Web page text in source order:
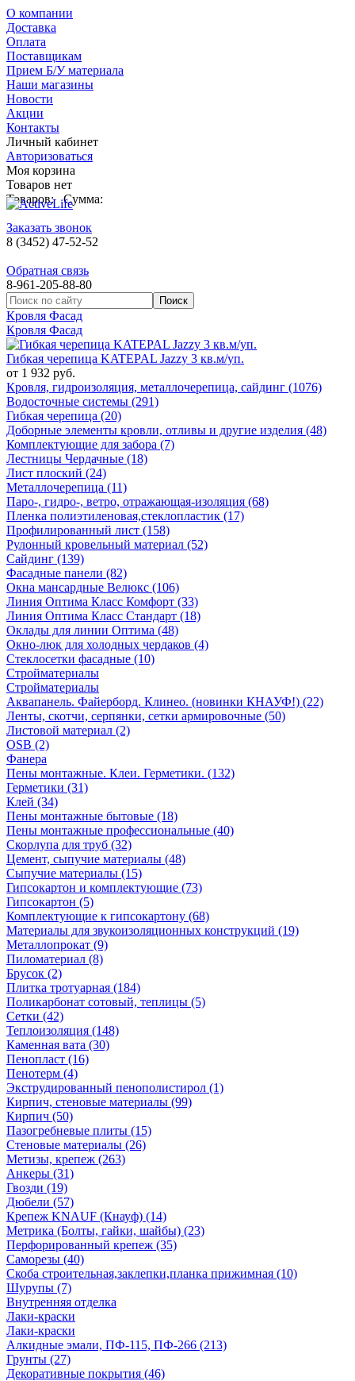
О компании
Доставка
Оплата
Поставщикам
Прием Б/У материала
Наши магазины
Новости
Акции
Контакты
Личный кабинет
Авторизоваться
Моя корзина
Товаров нет
Товаров: Сумма:
Заказать звонок
8 (3452) 47-52-52
Обратная связь
8-961-205-88-80
Кровля Фасад
Кровля Фасад
Гибкая черепица KATEPAL Jazzy 3 кв.м/уп.
от 1 932 руб.
Кровля, гидроизоляция, металлочерепица, сайдинг (1076)
Водосточные системы (291)
Гибкая черепица (20)
Доборные элементы кровли, отливы и другие изделия (48)
Комплектующие для забора (7)
Лестницы Чердачные (18)
Лист плоский (24)
Металлочерепица (11)
Паро-, гидро-, ветро, отражающая-изоляция (68)
Пленка полиэтиленовая,стеклопластик (17)
Профилированный лист (158)
Рулонный кровельный материал (52)
Сайдинг (139)
Фасадные панели (82)
Окна мансардные Велюкс (106)
Линия Оптима Класс Комфорт (33)
Линия Оптима Класс Стандарт (18)
Оклады для линии Оптима (48)
Окно-люк для холодных чердаков (4)
Стеклосетки фасадные (10)
Стройматериалы
Стройматериалы
Аквапанель. Файерборд. Клинео. (новинки КНАУФ!) (22)
Ленты, скотчи, серпянки, сетки армировочные (50)
Листовой материал (2)
OSB (2)
Фанера
Пены монтажные. Клеи. Герметики. (132)
Герметики (31)
Клей (34)
Пены монтажные бытовые (18)
Пены монтажные профессиональные (40)
Скорлупа для труб (32)
Цемент, сыпучие материалы (48)
Сыпучие материалы (15)
Гипсокартон и комплектующие (73)
Гипсокартон (5)
Комплектующие к гипсокартону (68)
Материалы для звукоизоляционных конструкций (19)
Металлопрокат (9)
Пиломатериал (8)
Брусок (2)
Плитка тротуарная (184)
Поликарбонат сотовый, теплицы (5)
Сетки (42)
Теплоизоляция (148)
Каменная вата (30)
Пенопласт (16)
Пенотерм (4)
Экструдированный пенополистирол (1)
Кирпич, стеновые материалы (99)
Кирпич (50)
Пазогребневые плиты (15)
Стеновые материалы (26)
Метизы, крепеж (263)
Анкеры (31)
Гвозди (19)
Дюбели (57)
Крепеж KNAUF (Кнауф) (14)
Метрика (Болты, гайки, шайбы) (23)
Перфорированный крепеж (35)
Саморезы (40)
Скоба строительная,заклепки,планка прижимная (10)
Шурупы (7)
Внутренняя отделка
Лаки-краски
Лаки-краски
Алкидные эмали, ПФ-115, ПФ-266 (213)
Грунты (27)
Декоративные покрытия (46)